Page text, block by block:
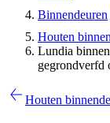
Binnendeuren
Houten
Lundia
gegrondverfd
Houten